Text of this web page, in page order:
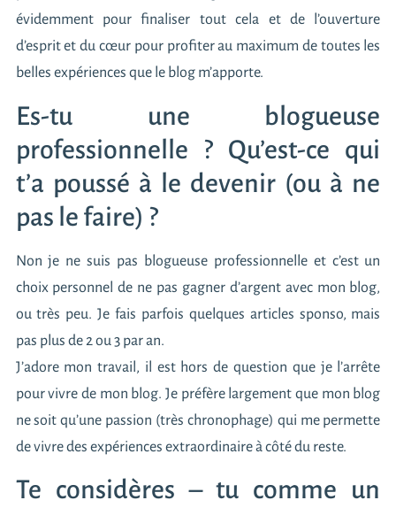
évidemment pour finaliser tout cela et de l’ouverture
d’esprit et du cœur pour profiter au maximum de toutes les
belles expériences que le blog m’apporte.
Es-tu une blogueuse
professionnelle ? Qu’est-ce qui
t’a poussé à le devenir (ou à ne
pas le faire) ?
Non je ne suis pas blogueuse professionnelle et c’est un
choix personnel de ne pas gagner d’argent avec mon blog,
ou très peu. Je fais parfois quelques articles sponso, mais
pas plus de 2 ou 3 par an.
J’adore mon travail, il est hors de question que je l’arrête
pour vivre de mon blog. Je préfère largement que mon blog
ne soit qu’une passion (très chronophage) qui me permette
de vivre des expériences extraordinaire à côté du reste.
Te considères – tu comme un